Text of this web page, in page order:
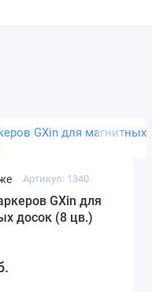
Артикул: 1340
GXin для
досок (8 цв.)